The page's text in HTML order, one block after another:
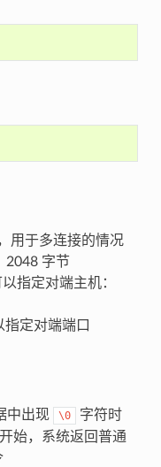
用于多连接的情况
2048 字节
指定对端主机：
指定对端端口
中出现 \0
字符时
始，系统返回普通